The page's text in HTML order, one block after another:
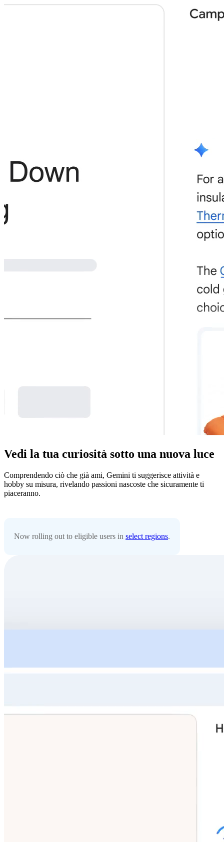
Vedi la tua curiosità sotto una nuova luce
Comprendendo ciò che già ami, Gemini ti suggerisce attività e
hobby su misura, rivelando passioni nascoste che sicuramente ti
piaceranno.
Now rolling out to eligible users in select regions.